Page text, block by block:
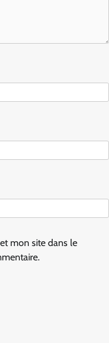
mon site dans le